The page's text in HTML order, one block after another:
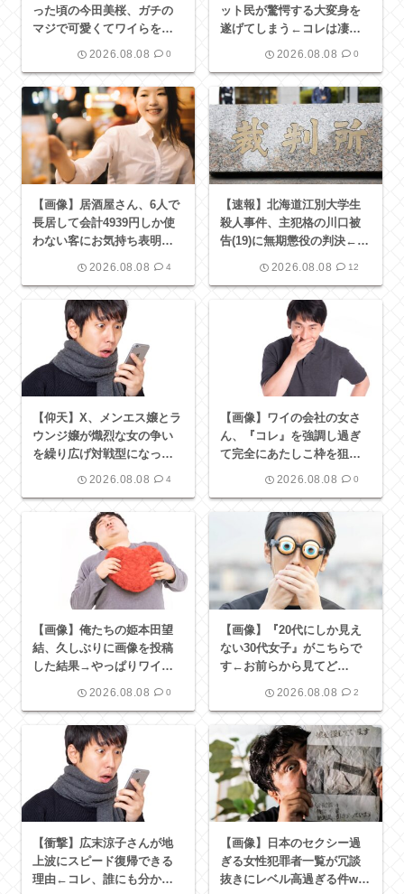
った頃の今田美桜、ガチの
マジで可愛くてワイらをび
2026.08.08 0
ット民が驚愕する大変身を
遂げてしまう←コレは凄過
2026.08.08 0
【画像】居酒屋さん、6人で
長居して会計4939円しか使
わない客にお気持ち表明し
2026.08.08 4
【速報】北海道江別大学生
殺人事件、主犯格の川口被
告(19)に無期懲役の判決←こ
2026.08.08 12
【仰天】X、メンエス嬢とラ
ウンジ嬢が熾烈な女の争い
を繰り広げ対戦型になって
2026.08.08 4
【画像】ワイの会社の女さ
ん、『コレ』を強調し過ぎ
て完全にあたしこ枠を狙っ
2026.08.08 0
【画像】俺たちの姫本田望
結、久しぶりに画像を投稿
した結果→やっぱりワイら
2026.08.08 0
【画像】『20代にしか見え
ない30代女子』がこちらで
す←お前らから見てど
2026.08.08 2
【衝撃】広末涼子さんが地
上波にスピード復帰できる
理由←コレ、誰にも分から
【画像】日本のセクシー過
ぎる女性犯罪者一覧が冗談
抜きにレベル高過ぎる件w w